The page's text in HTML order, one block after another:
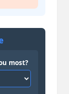
most?